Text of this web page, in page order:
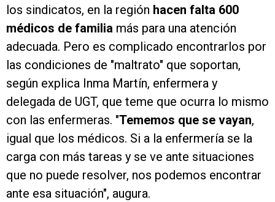
los sindicatos, en la región hacen falta 600
médicos de familia más para una atención
adecuada. Pero es complicado encontrarlos por
las condiciones de "maltrato" que soportan,
según explica Inma Martín, enfermera y
delegada de UGT, que teme que ocurra lo mismo
con las enfermeras. "Tememos que se vayan,
igual que los médicos. Si a la enfermería se la
carga con más tareas y se ve ante situaciones
que no puede resolver, nos podemos encontrar
ante esa situación", augura.